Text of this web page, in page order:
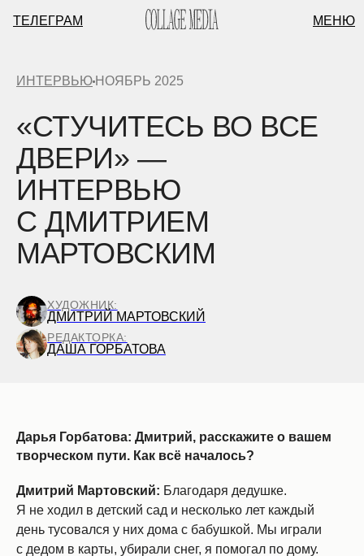
ТЕЛЕГРАМ МЕНЮ
ИНТЕРВЬЮ НОЯБРЬ 2025
«СТУЧИТЕСЬ ВО ВСЕ
ДВЕРИ» —
ИНТЕРВЬЮ
С ДМИТРИЕМ
МАРТОВСКИМ
ХУДОЖНИК:
ДМИТРИЙ МАРТОВСКИЙ
РЕДАКТОРКА:
ДАША ГОРБАТОВА
Дарья Горбатова: Дмитрий, расскажите о вашем
творческом пути. Как всё началось?
Дмитрий Мартовский: Благодаря дедушке.
Я не ходил в детский сад и несколько лет каждый
день тусовался у них дома с бабушкой. Мы играли
с дедом в карты, убирали снег, я помогал по дому.